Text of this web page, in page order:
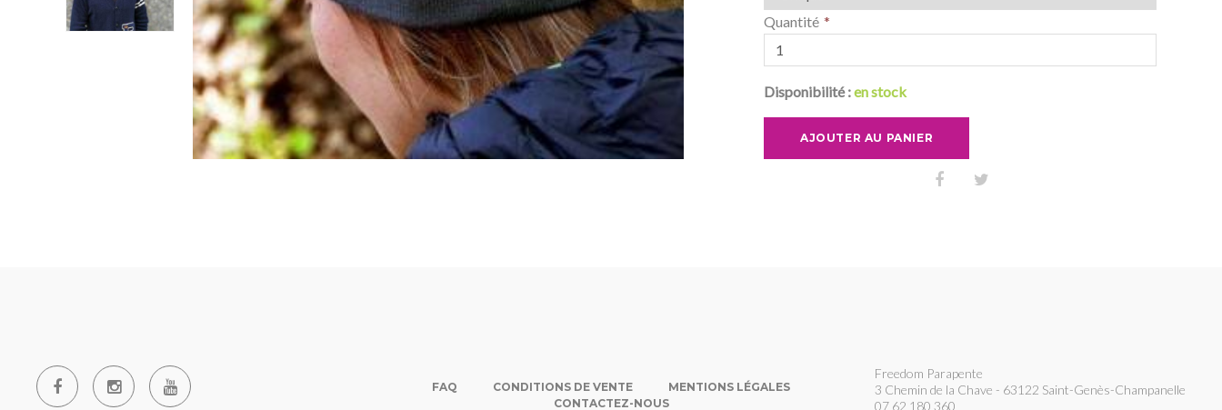
Quantité
Disponibilité :en stock
AJOUTER AU PANIER
FAQ CONDITIONS DE VENTE
MENTIONS LÉGALES
CONTACTEZ-NOUS
Freedom Parapente
3 Chemin de la Chave - 63122 Saint-Genès-Champanelle
07 62 180 360